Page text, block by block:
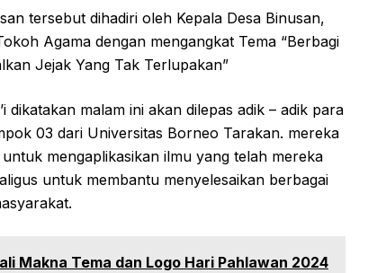
tersebut dihadiri oleh Kepala Desa Binusan,
Agama dengan mengangkat Tema “Berbagi
Jejak Yang Tak Terlupakan”
dikatakan malam ini akan dilepas adik – adik para
03 dari Universitas Borneo Tarakan. mereka
mengaplikasikan ilmu yang telah mereka
untuk membantu menyelesaikan berbagai
Makna Tema dan Logo Hari Pahlawan 2024